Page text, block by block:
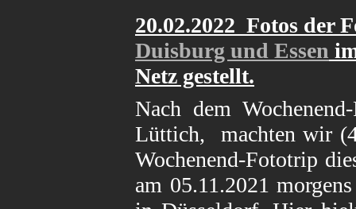
20.02.2022 Fotos der
Duisburg und Essen
Netz gestellt.
Nach dem
Lüttich, machten wir
Wochenend-Fototrip
am 05.11.2021